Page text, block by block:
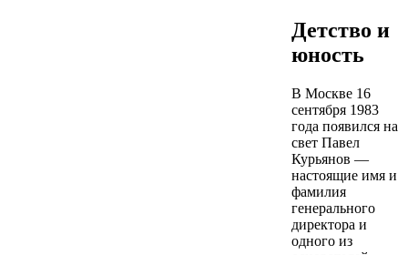
Детство и
юность
В Москве 16
сентября 1983
года появился на
свет Павел
Курьянов —
настоящие имя и
фамилия
генерального
директора и
одного из